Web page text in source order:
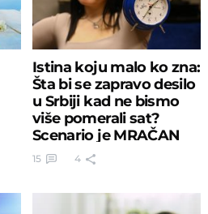
Istina koju malo ko zna:
Šta bi se zapravo desilo
u Srbiji kad ne bismo
više pomerali sat?
Scenario je MRAČAN
15 4